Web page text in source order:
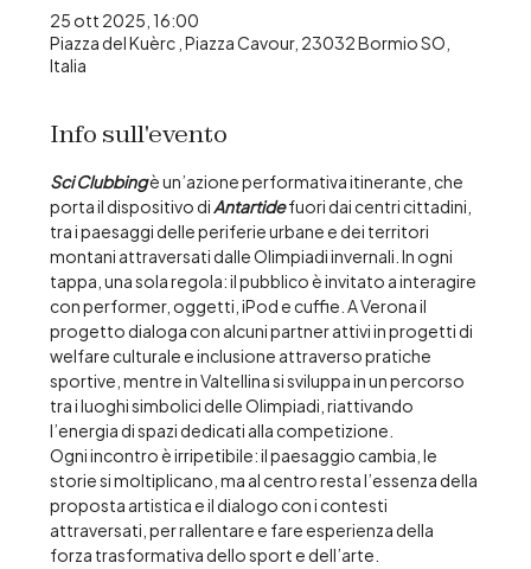
25 ott 2025, 16:00
Piazza del Kuèrc , Piazza Cavour, 23032 Bormio SO,
Italia
Info sull'evento
Sci Clubbing è un’azione performativa itinerante, che
porta il dispositivo di Antartide fuori dai centri cittadini,
tra i paesaggi delle periferie urbane e dei territori
montani attraversati dalle Olimpiadi invernali. In ogni
tappa, una sola regola: il pubblico è invitato a interagire
con performer, oggetti, iPod e cuffie. A Verona il
progetto dialoga con alcuni partner attivi in progetti di
welfare culturale e inclusione attraverso pratiche
sportive, mentre in Valtellina si sviluppa in un percorso
tra i luoghi simbolici delle Olimpiadi, riattivando
l’energia di spazi dedicati alla competizione.
Ogni incontro è irripetibile: il paesaggio cambia, le
storie si moltiplicano, ma al centro resta l’essenza della
proposta artistica e il dialogo con i contesti
attraversati, per rallentare e fare esperienza della
forza trasformativa dello sport e dell’arte.